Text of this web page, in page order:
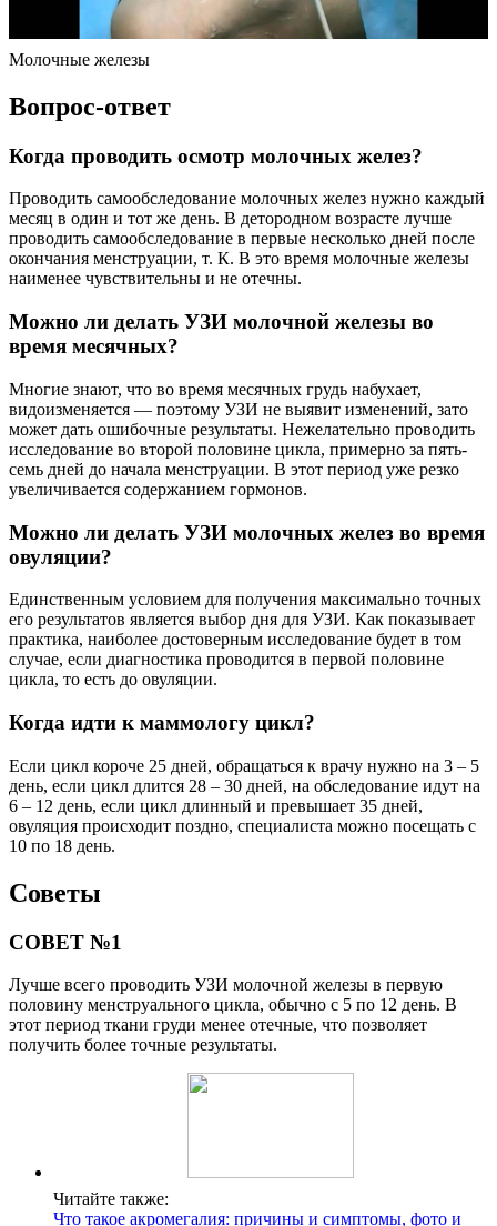
Молочные железы
Вопрос-ответ
Когда проводить осмотр молочных желез?
Проводить самообследование молочных желез нужно каждый
месяц в один и тот же день. В детородном возрасте лучше
проводить самообследование в первые несколько дней после
окончания менструации, т. К. В это время молочные железы
наименее чувствительны и не отечны.
Можно ли делать УЗИ молочной железы во
время месячных?
Многие знают, что во время месячных грудь набухает,
видоизменяется — поэтому УЗИ не выявит изменений, зато
может дать ошибочные результаты. Нежелательно проводить
исследование во второй половине цикла, примерно за пять-
семь дней до начала менструации. В этот период уже резко
увеличивается содержанием гормонов.
Можно ли делать УЗИ молочных желез во время
овуляции?
Единственным условием для получения максимально точных
его результатов является выбор дня для УЗИ. Как показывает
практика, наиболее достоверным исследование будет в том
случае, если диагностика проводится в первой половине
цикла, то есть до овуляции.
Когда идти к маммологу цикл?
Если цикл короче 25 дней, обращаться к врачу нужно на 3 – 5
день, если цикл длится 28 – 30 дней, на обследование идут на
6 – 12 день, если цикл длинный и превышает 35 дней,
овуляция происходит поздно, специалиста можно посещать с
10 по 18 день.
Советы
СОВЕТ №1
Лучше всего проводить УЗИ молочной железы в первую
половину менструального цикла, обычно с 5 по 12 день. В
этот период ткани груди менее отечные, что позволяет
получить более точные результаты.
Читайте также:
Что такое акромегалия: причины и симптомы, фото и